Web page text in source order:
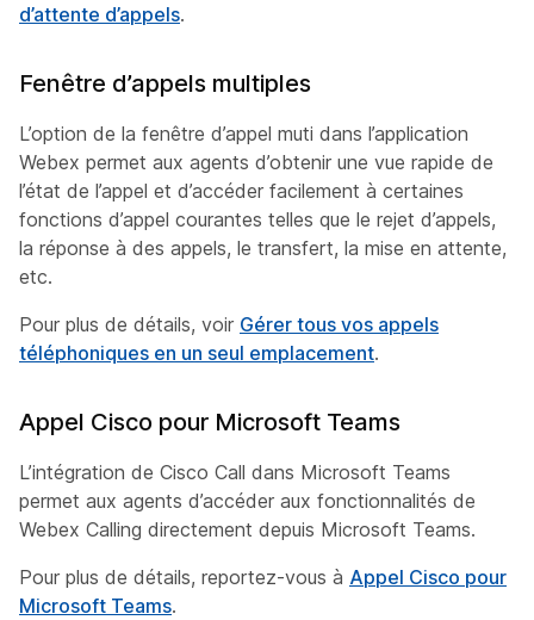
d’attente d’appels.
Fenêtre d’appels multiples
L’option de la fenêtre d’appel muti dans l’application
Webex permet aux agents d’obtenir une vue rapide de
l’état de l’appel et d’accéder facilement à certaines
fonctions d’appel courantes telles que le rejet d’appels,
la réponse à des appels, le transfert, la mise en attente,
etc.
Pour plus de détails, voir Gérer tous vos appels
téléphoniques en un seul emplacement.
Appel Cisco pour Microsoft Teams
L’intégration de Cisco Call dans Microsoft Teams
permet aux agents d’accéder aux fonctionnalités de
Webex Calling directement depuis Microsoft Teams.
Pour plus de détails, reportez-vous à Appel Cisco pour
Microsoft Teams.